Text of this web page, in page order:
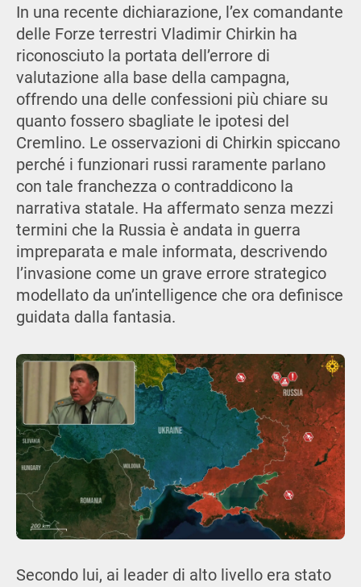
In una recente dichiarazione, l’ex comandante
delle Forze terrestri Vladimir Chirkin ha
riconosciuto la portata dell’errore di
valutazione alla base della campagna,
offrendo una delle confessioni più chiare su
quanto fossero sbagliate le ipotesi del
Cremlino. Le osservazioni di Chirkin spiccano
perché i funzionari russi raramente parlano
con tale franchezza o contraddicono la
narrativa statale. Ha affermato senza mezzi
termini che la Russia è andata in guerra
impreparata e male informata, descrivendo
l’invasione come un grave errore strategico
modellato da un’intelligence che ora definisce
guidata dalla fantasia.
Secondo lui, ai leader di alto livello era stato